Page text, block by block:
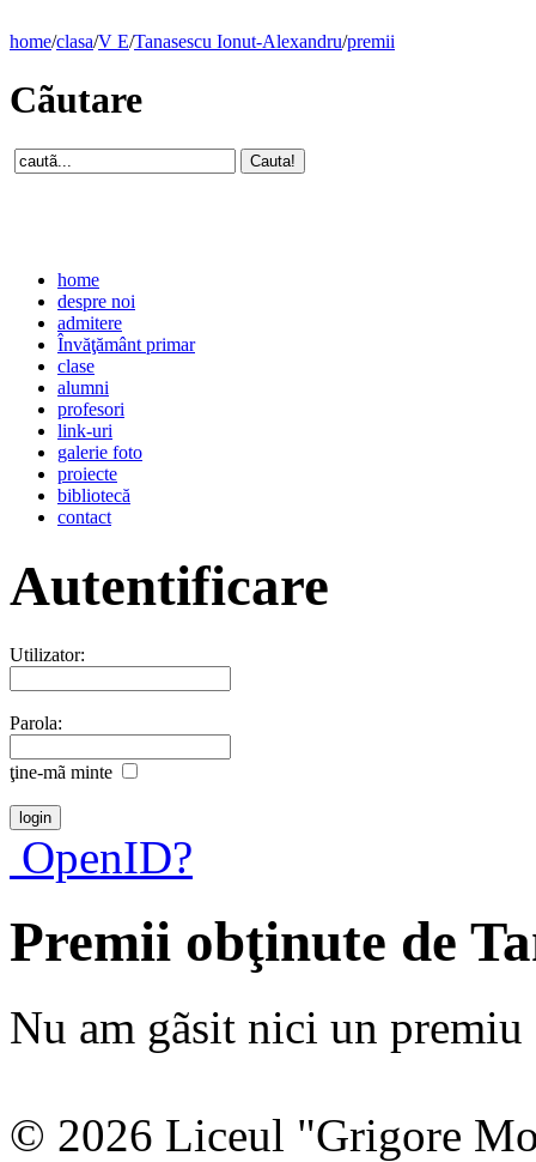
home/clasa/V E/Tanasescu Ionut-Alexandru/premii
Cãutare
home
despre noi
admitere
Învăţământ primar
clase
alumni
profesori
link-uri
galerie foto
proiecte
bibliotecă
contact
Autentificare
Utilizator:
Parola:
ţine-mã minte
OpenID?
Premii obţinute de
Nu am gãsit nici un premiu
© 2026 Liceul "Grigore